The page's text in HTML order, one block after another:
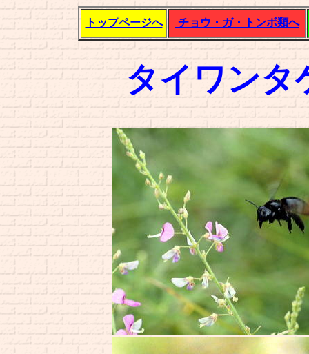
トップページへ チョウ・ガ・トンボ類へ
タイワンタ